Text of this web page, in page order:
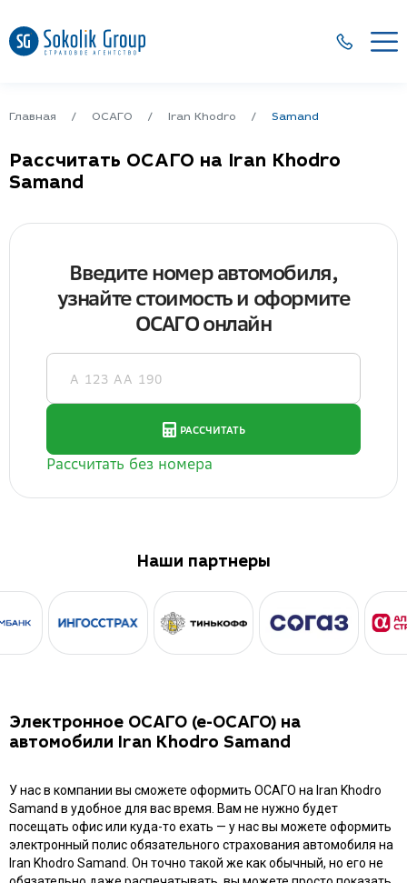
Главная ОСАГО Iran Khodro Samand
Рассчитать ОСАГО на Iran Khodro
Samand
Наши партнеры
Электронное ОСАГО (е-ОСАГО) на
автомобили Iran Khodro Samand
У нас в компании вы сможете оформить ОСАГО на Iran Khodro
Samand в удобное для вас время. Вам не нужно будет
посещать офис или куда-то ехать — у нас вы можете оформить
электронный полис обязательного страхования автомобиля на
Iran Khodro Samand. Он точно такой же как обычный, но его не